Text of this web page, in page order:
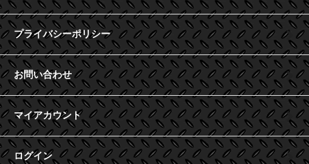
プライバシーポリシー
お問い合わせ
マイアカウント
ログイン